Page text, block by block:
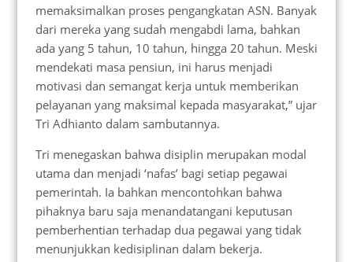
memaksimalkan proses pengangkatan ASN. Banyak
dari mereka yang sudah mengabdi lama, bahkan
ada yang 5 tahun, 10 tahun, hingga 20 tahun. Meski
mendekati masa pensiun, ini harus menjadi
motivasi dan semangat kerja untuk memberikan
pelayanan yang maksimal kepada masyarakat,” ujar
Tri Adhianto dalam sambutannya.
Tri menegaskan bahwa disiplin merupakan modal
utama dan menjadi ‘nafas’ bagi setiap pegawai
pemerintah. Ia bahkan mencontohkan bahwa
pihaknya baru saja menandatangani keputusan
pemberhentian terhadap dua pegawai yang tidak
menunjukkan kedisiplinan dalam bekerja.